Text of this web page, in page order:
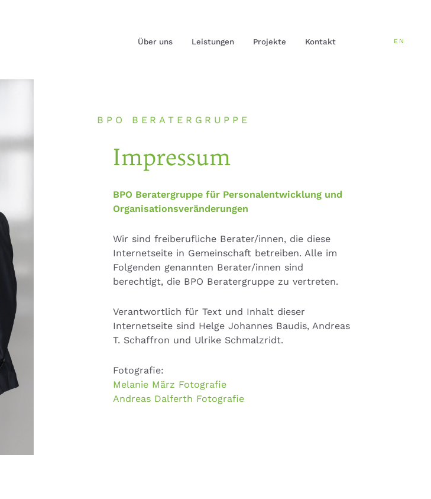
Über uns Leistungen Projekte Kontakt
BPO BERATERGRUPPE
Impressum
BPO Beratergruppe für Personalentwicklung und
Organisationsveränderungen
Wir sind freiberufliche Berater/innen, die diese
Internetseite in Gemeinschaft betreiben. Alle im
Folgenden genannten Berater/innen sind
berechtigt, die BPO Beratergruppe zu vertreten.
Verantwortlich für Text und Inhalt dieser
Internetseite sind Helge Johannes Baudis, Andreas
T. Schaffron und Ulrike Schmalzridt.
Fotografie:
Melanie März Fotografie
Andreas Dalferth Fotografie
EN